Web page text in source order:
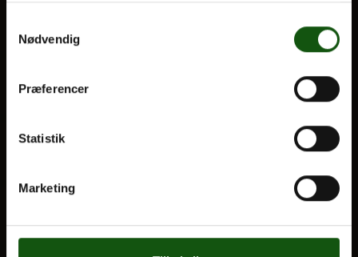
Nødvendig
Præferencer
Statistik
Marketing
HF
Kontakt
Ferieplan